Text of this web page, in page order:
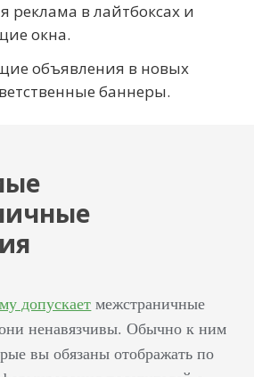
реклама в лайтбоксах и
окна.
объявления в новых
баннеры.
допускает межстраничные
ненавязчивы. Обычно к ним
вы обязаны отображать по